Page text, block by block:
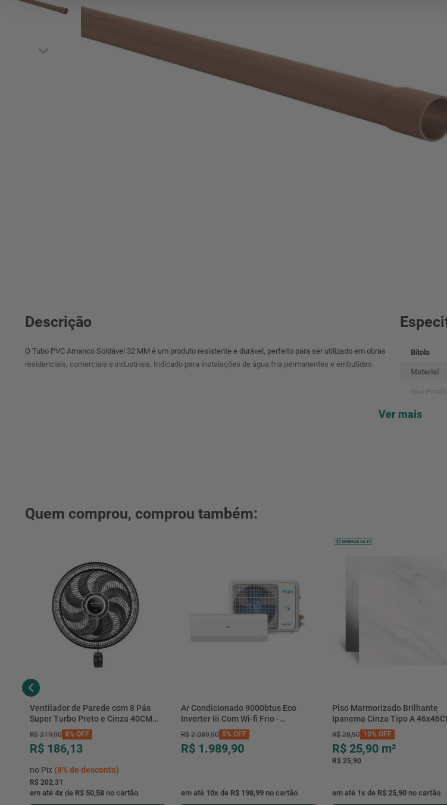
Descrição
O Tubo PVC Amanco Soldável 32 MM é um produto resistente e durável, perfeito para ser utilizado em obras
residenciais, comerciais e industriais. Indicado para instalações de água fria permanentes e embutidas.
Bitola
Material
Família
Ver mais
Quem comprou, comprou também:
Ventilador de Parede com 8 Pás
Super Turbo Preto e Cinza 40CM
220V 140W - VTX-40P-8P - Mondial
R$ 219,90 8% OFF
R$ 186,13
no Pix (8%de desconto)
R$ 202,31
em até 4x de R$ 50,58 no cartão
Ar Condicionado 9000btus Eco
Inverter Iii Com Wi-fi Frio -
Hjfe09c2cg|hjfi09c2wg - Elgin
R$ 2.089,90 5% OFF
R$ 1.989,90
em até 10x de R$ 198,99 no cartão
Piso Marmorizado Brilhante
Ipanema Cinza Tipo A
01.012771 - Cerbras
R$ 28,90 10% OFF
R$ 25,90 m²
R$ 25,90
em até 1x de R$ 25,90 no cartão